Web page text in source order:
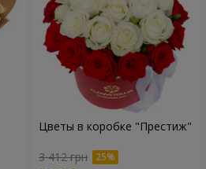
Цветы в коробке "Престиж"
3 412 грн